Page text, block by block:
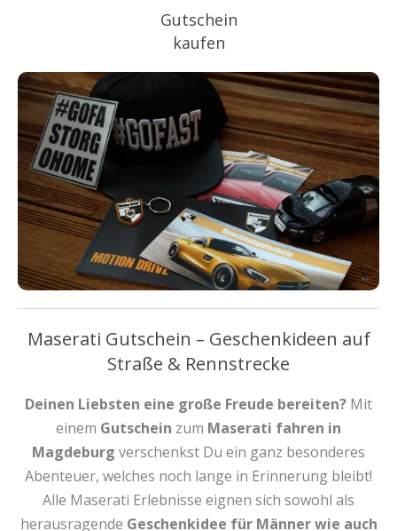
Gutschein
kaufen
Maserati Gutschein – Geschenkideen auf
Straße & Rennstrecke
Deinen Liebsten eine große Freude bereiten? Mit
einem Gutschein zum Maserati fahren in
Magdeburg verschenkst Du ein ganz besonderes
Abenteuer, welches noch lange in Erinnerung bleibt!
Alle Maserati Erlebnisse eignen sich sowohl als
herausragende Geschenkidee für Männer wie auch